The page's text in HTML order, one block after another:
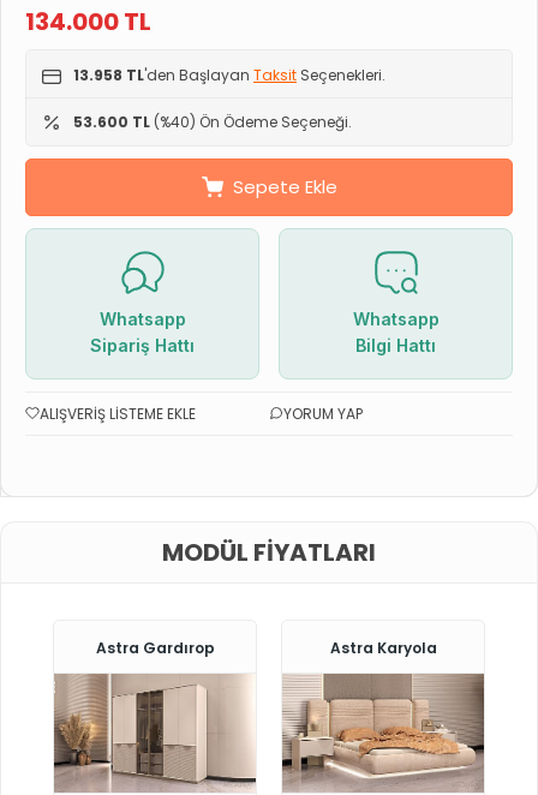
134.000TL
13.958 TL'den Başlayan Taksit Seçenekleri.
53.600 TL (%40) Ön Ödeme Seçeneği.
Sepete Ekle
Whatsapp
Sipariş Hattı
Whatsapp
Bilgi Hattı
ALIŞVERIŞ LISTEME EKLE YORUM YAP
MODÜL FIYATLARI
Astra Gardırop Astra Karyola